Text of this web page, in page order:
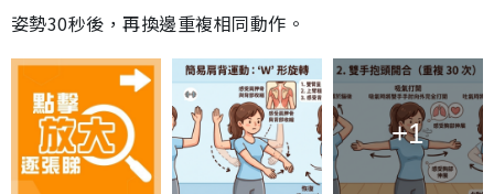
姿勢30秒後，再換邊重複相同動作。
+1